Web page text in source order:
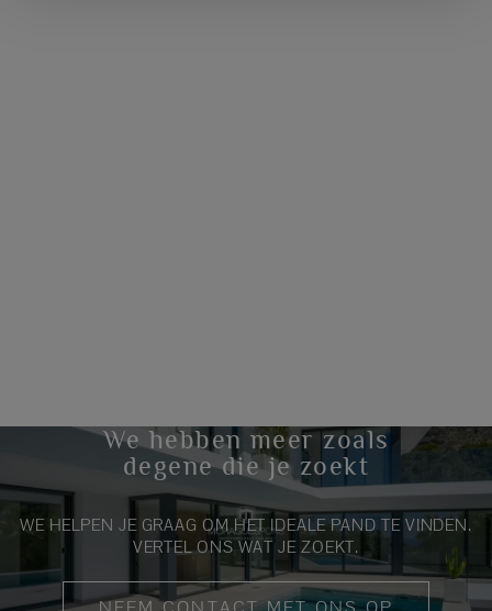
We hebben meer zoals
degene die je zoekt
WE HELPEN JE GRAAG OM HET IDEALE PAND TE VINDEN.
VERTEL ONS WAT JE ZOEKT.